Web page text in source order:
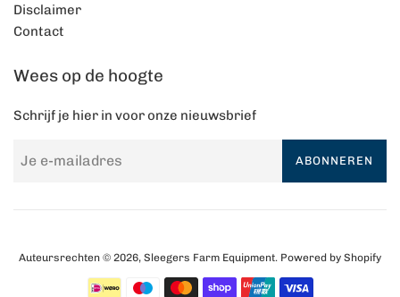
Disclaimer
Contact
Wees op de hoogte
Schrijf je hier in voor onze nieuwsbrief
ABONNEREN
Auteursrechten © 2026, Sleegers Farm Equipment. Powered by Shopify
Betalingspictogrammen